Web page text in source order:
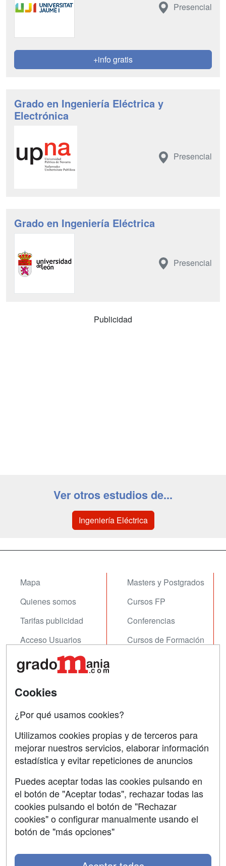
Presencial
+info gratis
Grado en Ingeniería Eléctrica y
Electrónica
Presencial
Grado en Ingeniería Eléctrica
Presencial
Publicidad
Ver otros estudios de...
Ingeniería Eléctrica
Mapa
Quienes somos
Tarifas publicidad
Acceso Usuarios
Acceso Centros
Masters y Postgrados
Cursos FP
Conferencias
Cursos de Formación
Contactar
Copyleft
Grupo formazion:
Cookies
¿Por qué usamos cookies?
Utilizamos cookies propias y de terceros para
mejorar nuestros servicios, elaborar información
estadística y evitar repeticiones de anuncios
Puedes aceptar todas las cookies pulsando en
el botón de "Aceptar todas", rechazar todas las
cookies pulsando el botón de "Rechazar
cookies" o configurar manualmente usando el
botón de "más opciones"